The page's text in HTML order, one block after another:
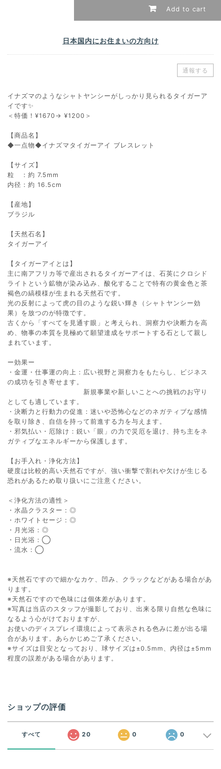
Add to cart
日本国内にお住まいの方向け
通報する
イナズマのようなシャトヤンシーがしっかり見られるタイガーア
イです✨
＜特価！¥1670→ ¥1200＞
【商品名】
◆一点物◆イナズマタイガーアイ ブレスレット
【サイズ】
粒 ：約 7.5mm
内径：約 16.5cm
【産地】
ブラジル
【天然石名】
タイガーアイ
【タイガーアイとは】
主に南アフリカ等で産出されるタイガーアイは、石英にクロシド
ライトという鉱物が染み込み、酸化することで特有の黄金色と茶
褐色の縞模様が生まれる天然石です。
光の反射によって虎の目のような鋭い輝き（シャトヤンシー効
果）を放つのが特徴です。
古くから「すべてを見通す眼」と考えられ、洞察力や決断力を高
め、物事の本質を見極めて願望達成をサポートする石として親し
まれています。
ー効果ー
・金運・仕事運の向上：広い視野と洞察力をもたらし、ビジネス
の成功を引き寄せます。
新規事業や新しいことへの挑戦のお守り
としても適しています。
・決断力と行動力の促進：迷いや恐怖心などのネガティブな感情
を取り除き、自信を持って前進する力を与えます。
・邪気払い・厄除け：鋭い「眼」の力で災厄を退け、持ち主をネ
ガティブなエネルギーから保護します。
【お手入れ・浄化方法】
硬度は比較的高い天然石ですが、強い衝撃で割れや欠けが生じる
恐れがあるため取り扱いにご注意ください。
＜浄化方法の適性＞
・水晶クラスター：◎
・ホワイトセージ：◎
・月光浴：◎
・日光浴：◯
・流水：◯
※天然石ですので細かなカケ、凹み、クラックなどがある場合があ
ります。
※天然石ですので色味には個体差があります。
※写真は当店のスタッフが撮影しており、出来る限り自然な色味に
なるよう心がけておりますが、
お使いのディスプレイ環境によって表示される色みに差が出る場
合があります。あらかじめご了承ください。
※サイズは目安となっており、球サイズは±0.5mm、内径は±5mm
程度の誤差がある場合があります。
ショップの評価
すべて 20 0 0